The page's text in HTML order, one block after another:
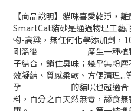
【商品說明】貓咪喜愛乾淨，
SmartCat貓砂是通過物
物-高粱，無任何化學添加劑，
剛溫後 產生一種植物酶
子結合，鎖住臭味；幾
效凝結、質感柔軟、方便清理...
孕 的貓咪也超適
料，百分之百天然無毒，舔食